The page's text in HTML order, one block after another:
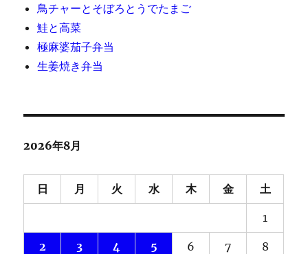
鳥チャーとそぼろとうでたまご
鮭と高菜
極麻婆茄子弁当
生姜焼き弁当
2026年8月
日 月 火 水 木 金 土
1
2 3 4 5 6 7 8